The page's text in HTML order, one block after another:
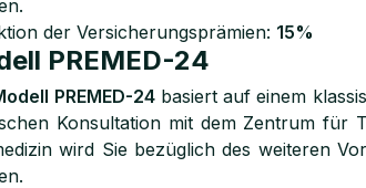
der Versicherungsprämien: 15%
PREMED-24
PREMED-24basiert auf einem
Konsultation mit dem Zentrum für
wird Sie bezüglich des weiteren